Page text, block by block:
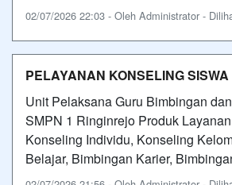
02/07/2026 22:03 - Oleh Administrator -
PELAYANAN KONSELING SISWA
Unit Pelaksana Guru Bimbingan
SMPN 1 Ringinrejo Produk
Konseling Individu, Konseling
Belajar, Bimbingan Karier,